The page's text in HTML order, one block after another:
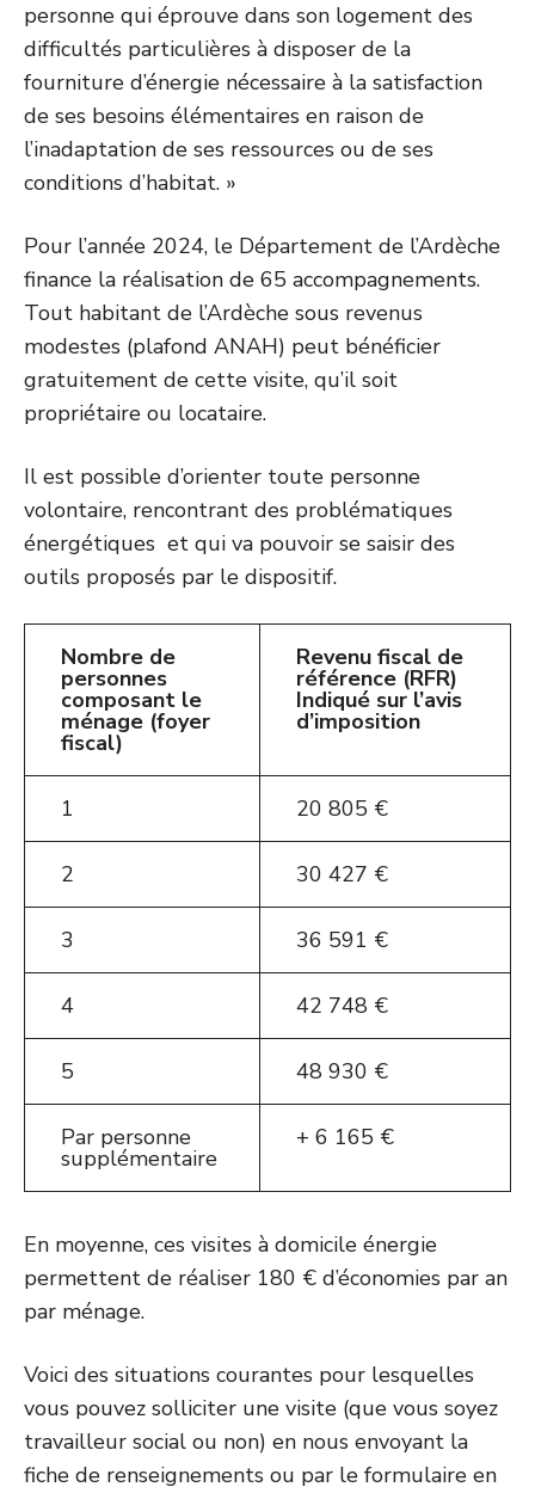
personne qui éprouve dans son logement des
difficultés particulières à disposer de la
fourniture d’énergie nécessaire à la satisfaction
de ses besoins élémentaires en raison de
l’inadaptation de ses ressources ou de ses
conditions d’habitat. »
Pour l’année 2024, le Département de l’Ardèche
finance la réalisation de 65 accompagnements.
Tout habitant de l’Ardèche sous revenus
modestes (plafond ANAH) peut bénéficier
gratuitement de cette visite, qu’il soit
propriétaire ou locataire.
Il est possible d’orienter toute personne
volontaire, rencontrant des problématiques
énergétiques et qui va pouvoir se saisir des
outils proposés par le dispositif.
Nombre de
personnes
composant le
ménage (foyer
fiscal)
Revenu fiscal de
référence (RFR)
Indiqué sur l’avis
d’imposition
1 20 805 €
2 30 427 €
3 36 591 €
4 42 748 €
5 48 930 €
Par personne
supplémentaire
+ 6 165 €
En moyenne, ces visites à domicile énergie
permettent de réaliser 180 € d’économies par an
par ménage.
Voici des situations courantes pour lesquelles
vous pouvez solliciter une visite (que vous soyez
travailleur social ou non) en nous envoyant la
fiche de renseignements ou par le formulaire en